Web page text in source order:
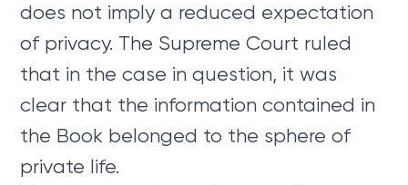
does not imply a reduced expectation
of privacy. The Supreme Court ruled
that in the case in question, it was
clear that the information contained in
the Book belonged to the sphere of
private life.